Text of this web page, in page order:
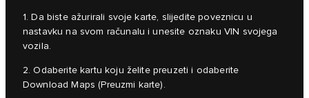
1. Da biste ažurirali svoje karte, slijedite poveznicu u
nastavku na svom računalu i unesite oznaku VIN svojega
vozila.
2. Odaberite kartu koju želite preuzeti i odaberite
Download Maps (Preuzmi karte).